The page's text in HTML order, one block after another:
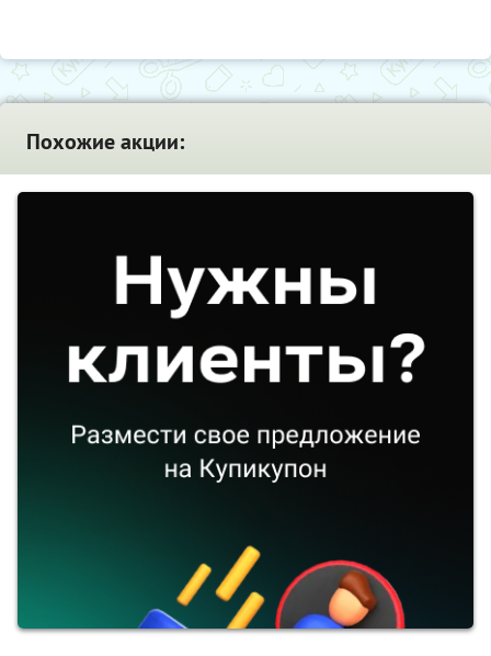
Похожие акции: